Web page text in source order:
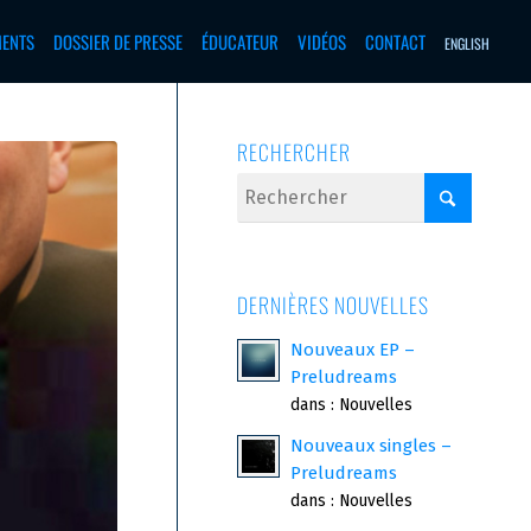
DOSSIER DE PRESSE ÉDUCATEUR VIDÉOS CONTACT ENGLISH
RECHERCHER
DERNIÈRES NOUVELLES
Nouveaux EP –
Preludreams
dans : Nouvelles
Nouveaux singles –
Preludreams
dans : Nouvelles